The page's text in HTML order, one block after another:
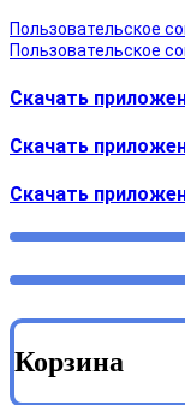
Пользовательское
Пользовательское
Скачать
Скачать
Cкачать
Корзина